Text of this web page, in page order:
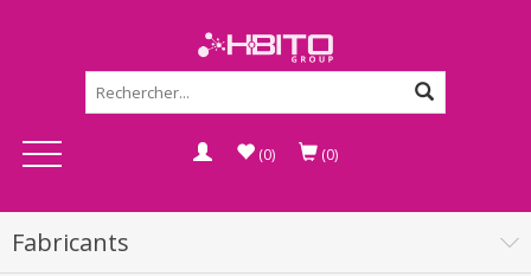
(0) (0)
Fabricants